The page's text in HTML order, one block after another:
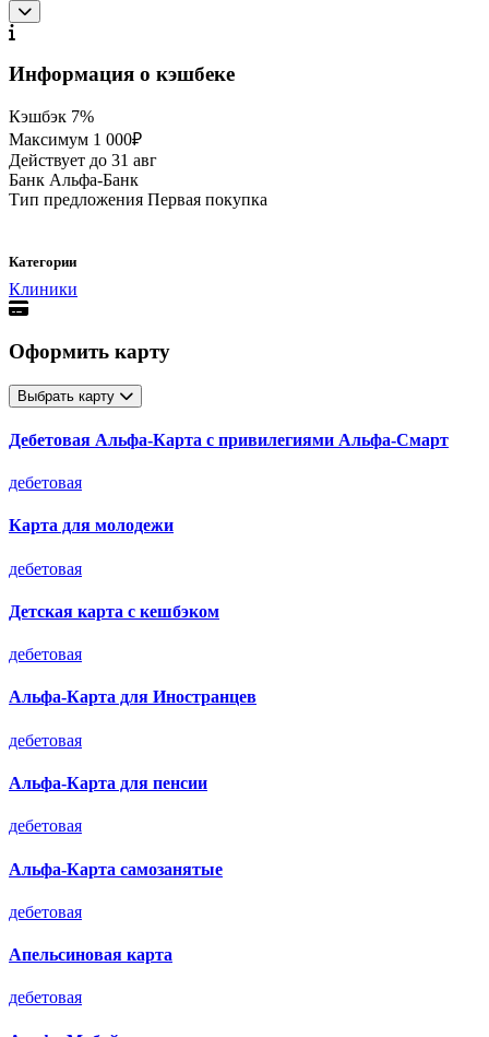
Информация о кэшбеке
Кэшбэк 7%
Максимум 1 000₽
Действует до 31 авг
Банк Альфа-Банк
Тип предложения Первая покупка
Категории
Клиники
Оформить карту
Выбрать карту
Дебетовая Альфа‑Карта с привилегиями Альфа‑Смарт
дебетовая
Карта для молодежи
дебетовая
Детская карта с кешбэком
дебетовая
Альфа-Карта для Иностранцев
дебетовая
Альфа-Карта для пенсии
дебетовая
Альфа-Карта самозанятые
дебетовая
Апельсиновая карта
дебетовая